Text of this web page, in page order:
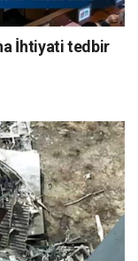
İhtiyati tedbir